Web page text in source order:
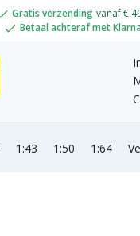
Gratis verzending vanaf €
Betaal achteraf met Klarna
1:43 1:50 1:64